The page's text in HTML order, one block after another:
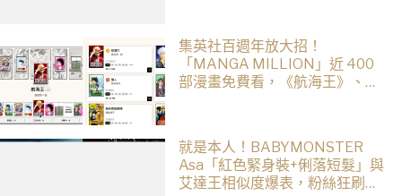
集英社百週年放大招！
「MANGA MILLION」近 400
部漫畫免費看，《航海王》、
就是本人！BABYMONSTER
Asa「紅色緊身裝+俐落短髮」與
艾達王相似度爆表，粉絲狂刷